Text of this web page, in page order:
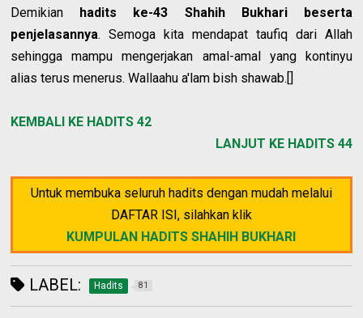
Demikian
hadits ke-43 Shahih Bukhari beserta
penjelasannya. Semoga kita mendapat taufiq dari Allah
sehingga mampu mengerjakan amal-amal yang kontinyu
alias terus menerus. Wallaahu a'lam bish shawab.[]
KEMBALI KE HADITS 42
LANJUT KE HADITS 44
Untuk membuka seluruh hadits dengan mudah melalui
DAFTAR ISI, silahkan klik
KUMPULAN HADITS SHAHIH BUKHARI
LABEL: Hadits 81